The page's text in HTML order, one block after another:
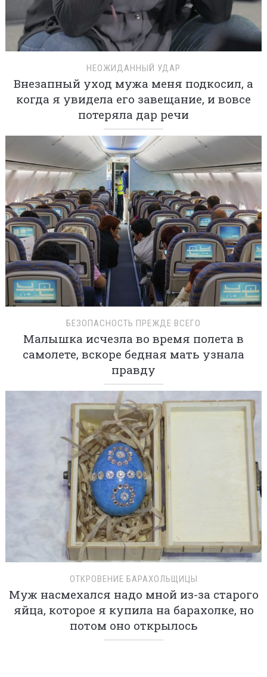
НЕОЖИДАННЫЙ УДАР
Внезапный уход мужа меня подкосил, а
когда я увидела его завещание, и вовсе
потеряла дар речи
БЕЗОПАСНОСТЬ ПРЕЖДЕ ВСЕГО
Малышка исчезла во время полета в
самолете, вскоре бедная мать узнала
правду
ОТКРОВЕНИЕ БАРАХОЛЬЩИЦЫ
Муж насмехался надо мной из-за старого
яйца, которое я купила на барахолке, но
потом оно открылось